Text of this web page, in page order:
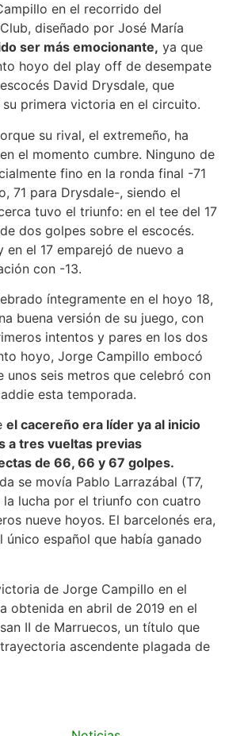
en el recorrido del
diseñado por José María
ser más emocionante, ya que
hoyo del play off de desempate
David Drysdale, que
primera victoria en el circuito.
su rival, el extremeño, ha
el momento cumbre. Ninguno de
fino en la ronda final -71
71 para Drysdale-, siendo el
tuvo el triunfo: en el tee del 17
dos golpes sobre el escocés.
en el 17 emparejó de nuevo a
con -13.
íntegramente en el hoyo 18,
buena versión de su juego, con
intentos y pares en los dos
hoyo, Jorge Campillo embocó
unos seis metros que celebró con
esta temporada.
el cacereño era líder ya al inicio
a tres vueltas previas
de 66, 66 y 67 golpes.
se movía Pablo Larrazábal (T7,
la lucha por el triunfo con cuatro
nueve hoyos. El barcelonés era,
único español que había ganado
de Jorge Campillo en el
obtenida en abril de 2019 en el
II de Marruecos, un título que
ascendente plagada de